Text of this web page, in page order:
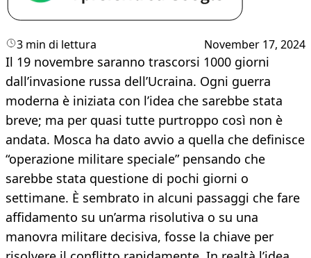
3 min di lettura November 17, 2024
Il 19 novembre saranno trascorsi 1000 giorni
dall’invasione russa dell’Ucraina. Ogni guerra
moderna è iniziata con l’idea che sarebbe stata
breve; ma per quasi tutte purtroppo così non è
andata. Mosca ha dato avvio a quella che definisce
“operazione militare speciale” pensando che
sarebbe stata questione di pochi giorni o
settimane. È sembrato in alcuni passaggi che fare
affidamento su un’arma risolutiva o su una
manovra militare decisiva, fosse la chiave per